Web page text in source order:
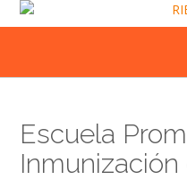
Skip
to
Escuela